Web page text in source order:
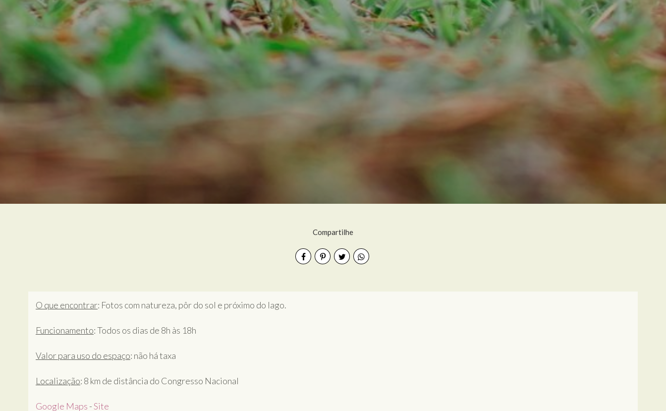
Compartilhe
O que encontrar: Fotos com natureza, pôr do sol e próximo do lago.
Funcionamento: Todos os dias de 8h às 18h
Valor para uso do espaço: não há taxa
Localização: 8 km de distância do Congresso Nacional
Google Maps -Site